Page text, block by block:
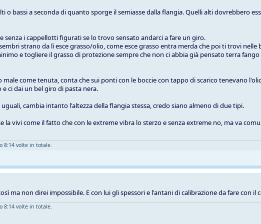
o bassi a seconda di quanto sporge il semiasse dalla flangia. Quelli alti dovrebbero
senza i cappellotti figurati se lo trovo sensato andarci a fare un giro.
strano da lì esce grasso/olio, come esce grasso entra merda che poi ti trovi nelle
e togliere il grasso di protezione sempre che non ci abbia già pensato terra
come tenuta, conta che sui ponti con le boccie con tappo di scarico tenevano
ci dai un bel giro di pasta nera.
cambia intanto l'altezza della flangia stessa, credo siano almeno di due tipi.
la vivi come il fatto che con le extreme vibra lo sterzo e senza extreme no, ma va
8:14 volte in totale.
ma non direi impossibile. E con lui gli spessori e l'antani di calibrazione da fare con il
8:14 volte in totale.